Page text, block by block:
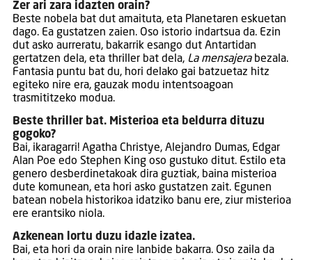
Zer ari zara idazten orain?
Beste nobela bat dut amaituta, eta Planetaren eskuetan
dago. Ea gustatzen zaien. Oso istorio indartsua da. Ezin
dut asko aurreratu, bakarrik esango dut Antartidan
gertatzen dela, eta thriller bat dela, La mensajerabezala.
Fantasia puntu bat du, hori delako gai batzuetaz hitz
egiteko nire era, gauzak modu intentsoagoan
trasmititzeko modua.
Beste thriller bat. Misterioa eta beldurra dituzu
gogoko?
Bai, ikaragarri! Agatha Christye, Alejandro Dumas, Edgar
Alan Poe edo Stephen King oso gustuko ditut. Estilo eta
genero desberdinetakoak dira guztiak, baina misterioa
dute komunean, eta hori asko gustatzen zait. Egunen
batean nobela historikoa idatziko banu ere, ziur misterioa
ere erantsiko niola.
Azkenean lortu duzu idazle izatea.
Bai, eta hori da orain nire lanbide bakarra. Oso zaila da